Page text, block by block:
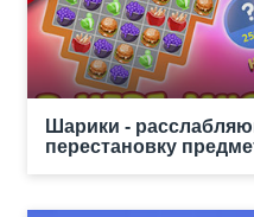
Шарики -
перестановку